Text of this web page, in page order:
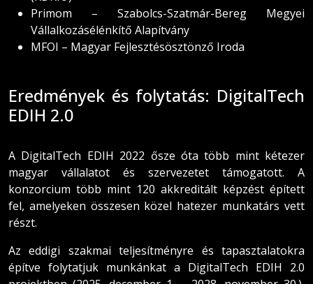
Primom – Szabolcs-Szatmár-Bereg Megyei
Vállalkozásélénkítő Alapítvány
MFOI – Magyar Fejlesztésösztönző Iroda
Eredmények és folytatás: DigitalTech
EDIH 2.0
A DigitalTech EDIH 2022 ősze óta több mint kétezer
magyar vállalatot és szervezetet támogatott. A
konzorcium több mint 120 akkreditált képzést épített
fel, amelyeken összesen közel hatezer munkatárs vett
részt.
Az eddigi szakmai teljesítményre és tapasztalatokra
építve folytatjuk munkánkat a DigitalTech EDIH 2.0